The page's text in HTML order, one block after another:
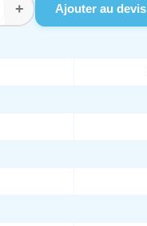
+ Ajouter au devis